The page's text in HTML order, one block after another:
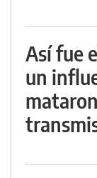
Así fue
un